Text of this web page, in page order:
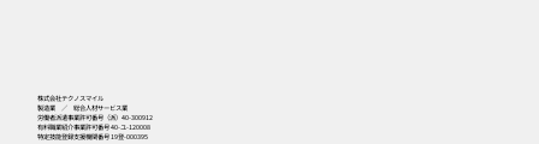
株式会社テクノスマイル
製造業 ／ 総合人材サービス業
労働者派遣事業許可番号（派）40-300912
有料職業紹介事業許可番号 40-ユ-120008
特定技能登録支援機関番号 19登-000395